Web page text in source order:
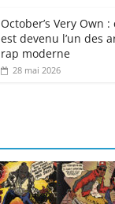
October’s Very Own
est devenu l’un des
rap moderne
28 mai 2026